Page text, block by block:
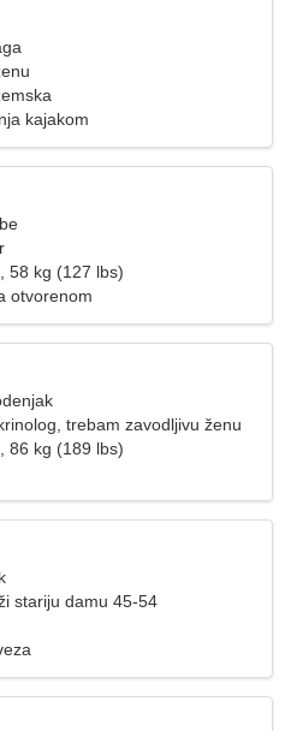
kajakom
58 kg (127 lbs)
otvorenom
trebam zavodljivu ženu
86 kg (189 lbs)
stariju damu 45-54